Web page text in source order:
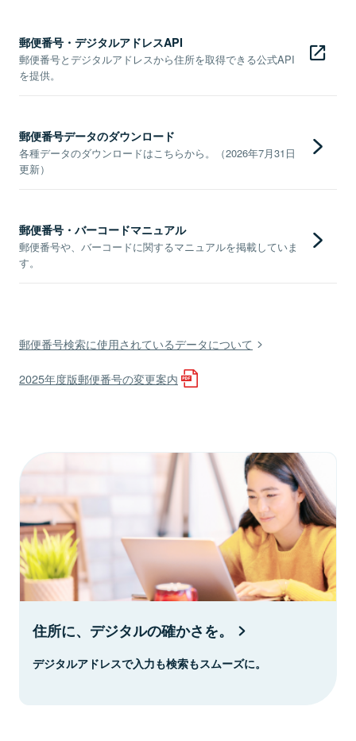
郵便番号・デジタルアドレスAPI
郵便番号とデジタルアドレスから住所を取得できる公式API
を提供。
郵便番号データのダウンロード
各種データのダウンロードはこちらから。（2026年7月31日
更新）
郵便番号・バーコードマニュアル
郵便番号や、バーコードに関するマニュアルを掲載していま
す。
郵便番号検索に使用されているデータについて
2025年度版郵便番号の変更案内
住所に、デジタルの確かさを。
デジタルアドレスで入力も検索もスムーズに。